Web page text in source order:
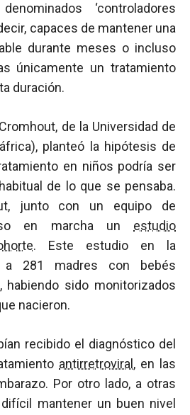
‘controladores
capaces de mantener una
durante meses o incluso
únicamente un tratamiento
duración.
de la Universidad de
planteó la hipótesis de
en niños podría ser
de lo que se pensaba.
junto con un equipo de
en marcha un estudio
. Este estudio en la
a 281 madres con bebés
, habiendo sido monitorizados
nacieron.
recibido el diagnóstico del
antirretroviral , en las
Por otro lado, a otras
mantener un buen nivel